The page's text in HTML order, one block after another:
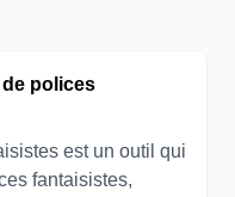
polices
est un outil qui
fantaisistes,